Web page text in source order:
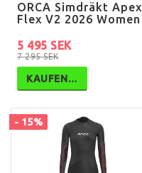
ORCA Simdräkt Apex
Flex V2 2026 Women
7 295 SEK
5 495 SEK
KAUFEN…
- 15%